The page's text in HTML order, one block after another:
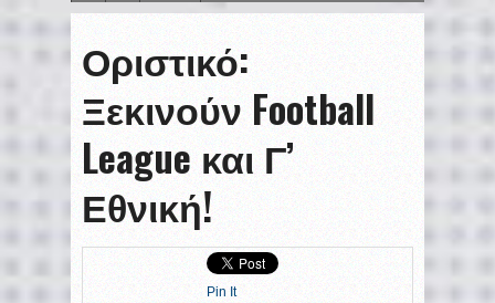
Οριστικό:
Ξεκινούν Football
League και Γ’
Εθνική!
Pin It